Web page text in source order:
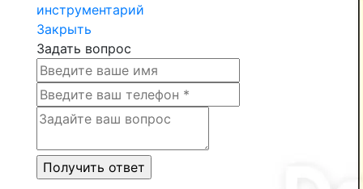
инструментарий
Закрыть
Задать вопрос